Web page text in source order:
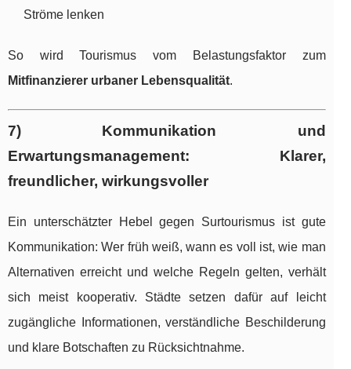
Ströme lenken
So wird Tourismus vom Belastungsfaktor zum
Mitfinanzierer urbaner Lebensqualität.
7) Kommunikation und
Erwartungsmanagement: Klarer,
freundlicher, wirkungsvoller
Ein unterschätzter Hebel gegen Surtourismus ist gute
Kommunikation: Wer früh weiß, wann es voll ist, wie man
Alternativen erreicht und welche Regeln gelten, verhält
sich meist kooperativ. Städte setzen dafür auf leicht
zugängliche Informationen, verständliche Beschilderung
und klare Botschaften zu Rücksichtnahme.